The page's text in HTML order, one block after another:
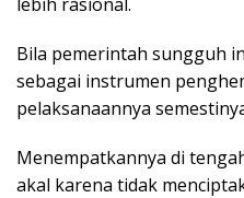
Bila pemerintah sungguh
sebagai instrumen
pelaksanaannya
Menempatkannya di
akal karena tidak